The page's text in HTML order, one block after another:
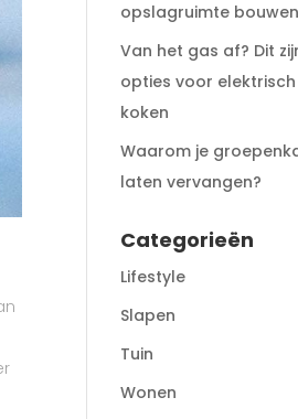
opslagruimte bouwen
Van het gas af? Dit
opties voor elektrisch
koken
Waarom je
laten vervangen?
Categorieën
Lifestyle
Slapen
Tuin
Wonen